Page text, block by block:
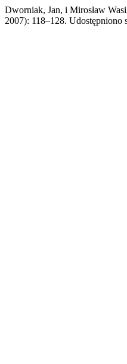
Dworniak, Jan, i Mirosław
2007): 118–128. Udostępniono